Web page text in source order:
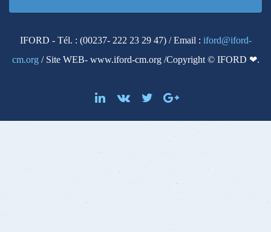
IFORD - Tél. : (00237- 222 23 29 47) / Email : iford@iford-
cm.org / Site WEB- www.iford-cm.org /Copyright © IFORD ❤.